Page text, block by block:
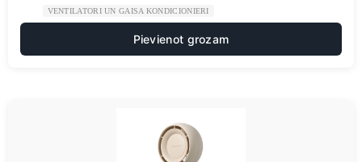
VENTILATORI UN GAISA KONDICIONIERI
Pievienot grozam